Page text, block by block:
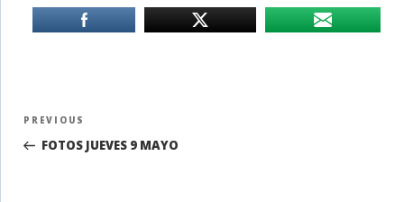
Navegación
entradas
Previous
Post
PREVIOUS
FOTOS JUEVES 9 MAYO